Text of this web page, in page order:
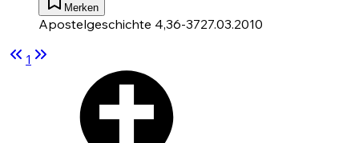
Merken
Apostelgeschichte 4,36-3727.03.2010
1